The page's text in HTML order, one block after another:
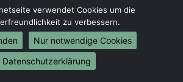
nach Bonn
nach Münster
Umzüge
nach Brasilien
verwendet Cookies um die
zu verbessern.
Nur notwendige Cookies
Datenschutzerklärung